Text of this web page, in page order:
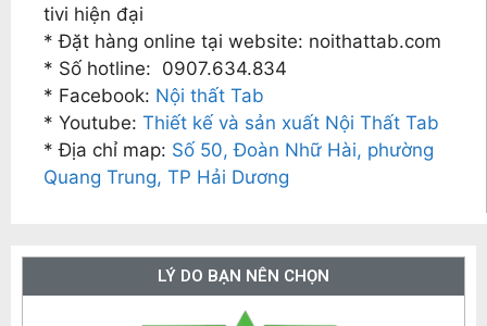
tivi hiện đại
* Đặt hàng online tại website: noithattab.com
* Số hotline: 0907.634.834
* Facebook: Nội thất Tab
* Youtube: Thiết kế và sản xuất Nội Thất Tab
* Địa chỉ map: Số 50, Đoàn Nhữ Hài, phường
Quang Trung, TP Hải Dương
LÝ DO BẠN NÊN CHỌN